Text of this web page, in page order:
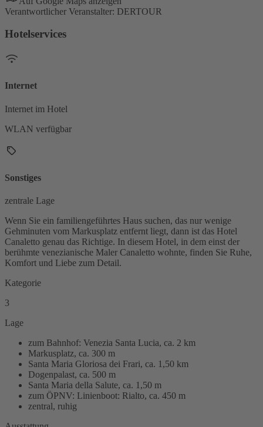
Verantwortlicher Veranstalter: DERTOUR
Hotelservices
Internet
Internet im Hotel
WLAN verfügbar
Sonstiges
zentrale Lage
Wenn Sie ein familiengeführtes Haus suchen, das nur wenige
Gehminuten vom Markusplatz entfernt liegt, dann ist das Hotel
Canaletto genau das Richtige. In diesem Hotel, in dem einst der
berühmte venezianische Maler Canaletto wohnte, finden Sie Ruhe,
Komfort und Liebe zum Detail.
Kategorie
3
Lage
zum Bahnhof: Venezia Santa Lucia, ca. 2 km
Markusplatz, ca. 300 m
Santa Maria Gloriosa dei Frari, ca. 1,50 km
Dogenpalast, ca. 500 m
Santa Maria della Salute, ca. 1,50 m
zum ÖPNV: Linienboot: Rialto, ca. 450 m
zentral, ruhig